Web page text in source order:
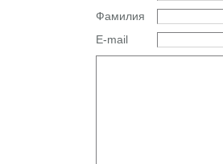
Фамилия
E-mail